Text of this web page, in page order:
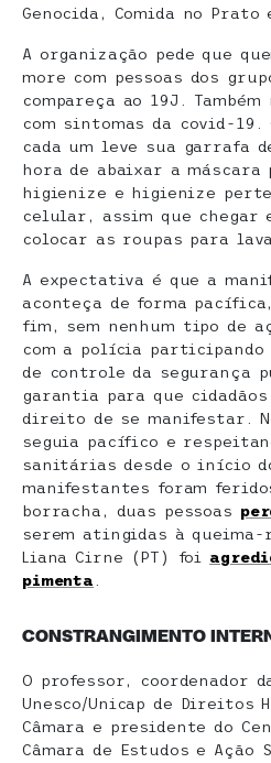
Genocida, Comida no Prato
A organização pede que
more com pessoas dos
compareça ao 19J.
com sintomas da covid-
cada um leve sua garrafa
hora de abaixar a máscara
higienize e higienize
celular, assim que chegar
colocar as roupas para
A expectativa é que a
aconteça de forma
fim, sem nenhum tipo de
com a polícia participando
de controle da segurança
garantia para que
direito de se manifestar.
seguia pacífico e
sanitárias desde o início
manifestantes foram
borracha, duas pessoas
serem atingidas à queima-
Liana Cirne (PT) foi
pimenta
CONSTRANGIMENTO
O professor, coordenador
Unesco/Unicap de Direitos
Câmara e presidente do
Câmara de Estudos e Ação